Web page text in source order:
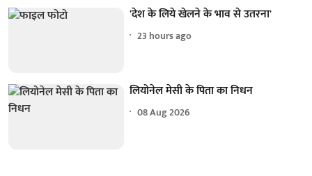
'देश के लिये खेलने के भाव से उतरना'
23 hours ago
लियोनेल मेसी के पिता का निधन
08 Aug 2026